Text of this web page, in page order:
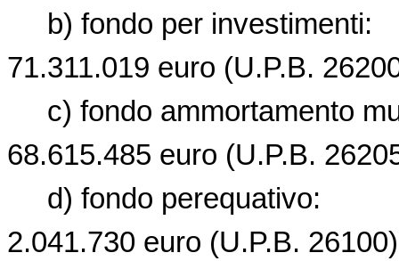
b) fondo per investimenti:
71.311.019 euro (U.P.B.
c) fondo ammortamento
68.615.485 euro (U.P.B.
d) fondo perequativo:
2.041.730 euro (U.P.B.